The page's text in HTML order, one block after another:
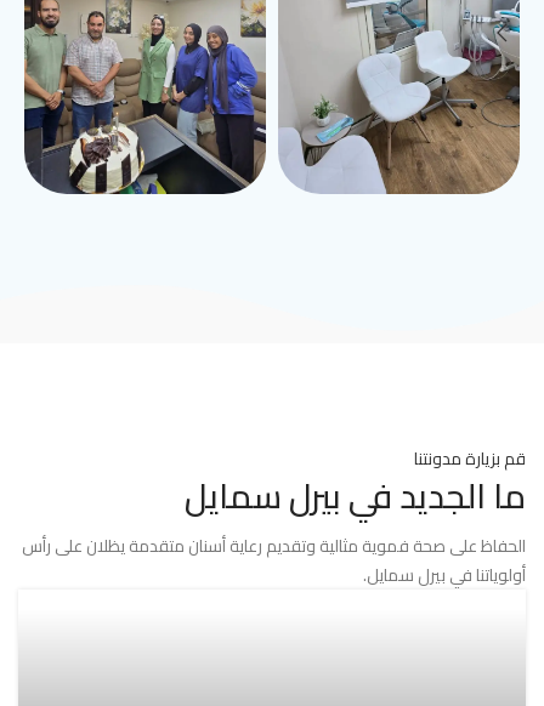
قم بزيارة مدونتنا
ما الجديد في بيرل سمايل
الحفاظ على صحة فموية مثالية وتقديم رعاية أسنان متقدمة يظلان على رأس
أولوياتنا في بيرل سمايل.